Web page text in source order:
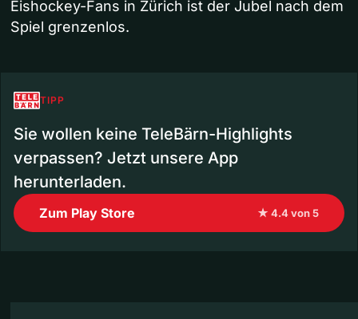
Eishockey-Fans in Zürich ist der Jubel nach dem
Spiel grenzenlos.
TIPP
Sie wollen keine TeleBärn-Highlights
verpassen? Jetzt unsere App
herunterladen.
Zum Play Store ★ 4.4 von 5